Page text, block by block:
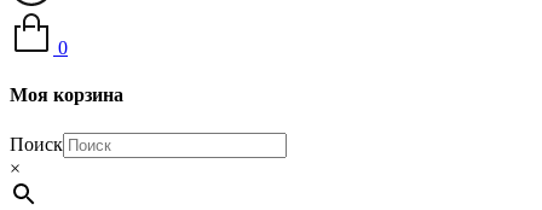
0
Моя корзина
Поиск
×